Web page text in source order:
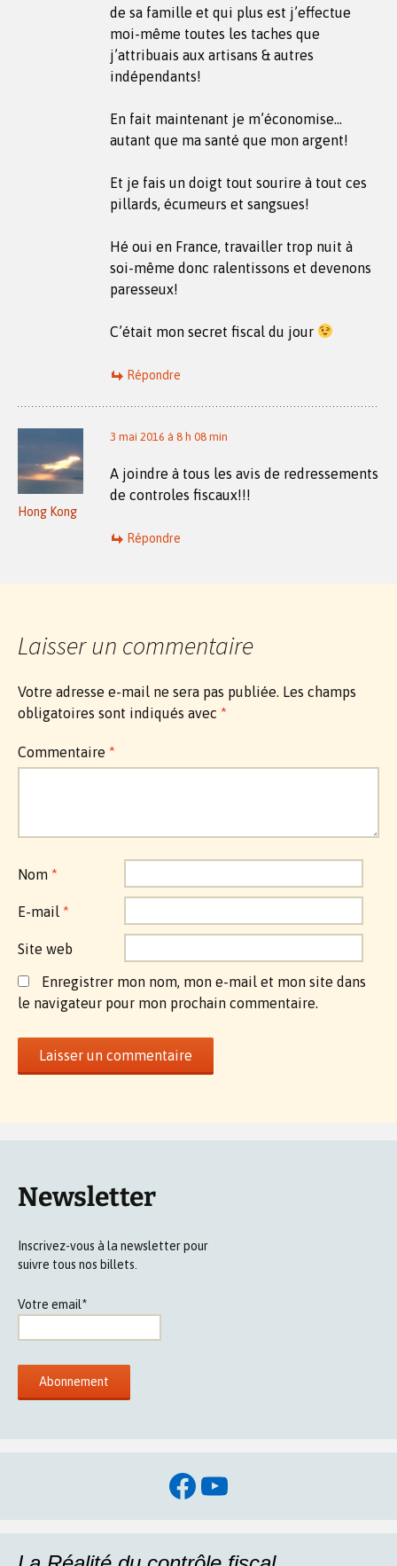
de sa famille et qui plus est j’effectue
moi-même toutes les taches que
j’attribuais aux artisans & autres
indépendants!
En fait maintenant je m’économise…
autant que ma santé que mon argent!
Et je fais un doigt tout sourire à tout ces
pillards, écumeurs et sangsues!
Hé oui en France, travailler trop nuit à
soi-même donc ralentissons et devenons
paresseux!
C’était mon secret fiscal du jour
Répondre
Hong Kong
3 mai 2016 à 8 h 08 min
A joindre à tous les avis de redressements
de controles fiscaux!!!
Répondre
Laisser un commentaire
Votre adresse e-mail ne sera pas publiée. Les champs
obligatoires sont indiqués avec *
Commentaire *
Nom *
E-mail *
Site web
Enregistrer mon nom, mon e-mail et mon site dans
le navigateur pour mon prochain commentaire.
Newsletter
Inscrivez-vous à la newsletter pour
suivre tous nos billets.
Votre email*
Facebook
YouTube